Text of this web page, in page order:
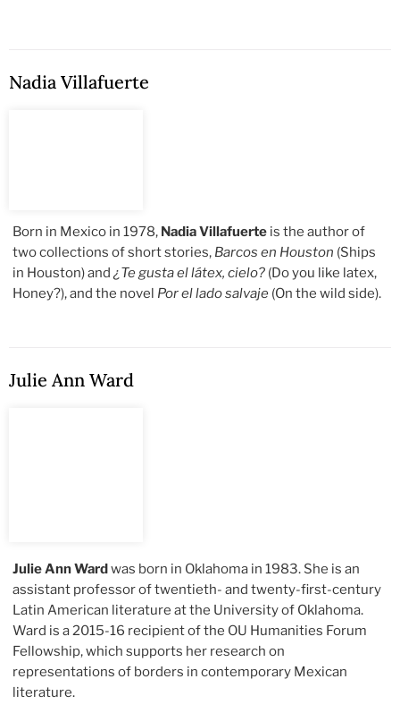
Nadia Villafuerte
Born in Mexico in 1978, Nadia Villafuerte is the author of
two collections of short stories, Barcos en Houston (Ships
in Houston) and¿Te gusta el látex, cielo? (Do you like latex,
Honey?), and the novel Por el lado salvaje (On the wild side).
Julie Ann Ward
Julie Ann Ward was born in Oklahoma in 1983. She is an
assistant professor of twentieth- and twenty-first-century
Latin American literature at the University of Oklahoma.
Ward is a 2015-16 recipient of the OU Humanities Forum
Fellowship, which supports her research on
representations of borders in contemporary Mexican
literature.